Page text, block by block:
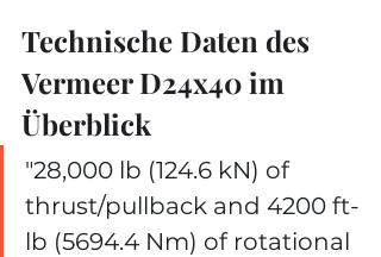
Technische Daten des
Vermeer D24x40 im
Überblick
"28,000 lb (124.6 kN) of
thrust/pullback and 4200 ft-
lb (5694.4 Nm) of rotational